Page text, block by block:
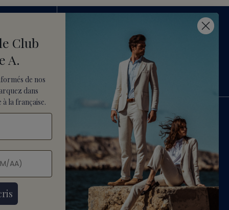
SERVICE CLIENT
01.34.18.66.06
CONTACT@VICOMTE-A.COM
REMBOURSEMENT
RECRUTEMENT
PARAMÈTRES DES COOKIES
CONDITIONS D'UTILISATION
Club
A.
de nos
dans
la française.